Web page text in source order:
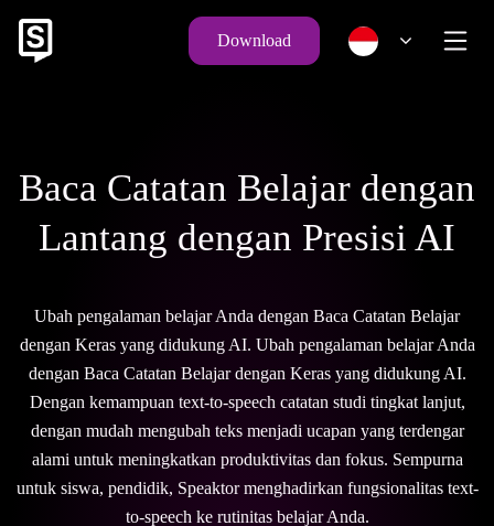
Download
Baca Catatan Belajar dengan
Lantang dengan Presisi AI
Ubah pengalaman belajar Anda dengan Baca Catatan Belajar
dengan Keras yang didukung AI. Ubah pengalaman belajar Anda
dengan Baca Catatan Belajar dengan Keras yang didukung AI.
Dengan kemampuan text-to-speech catatan studi tingkat lanjut,
dengan mudah mengubah teks menjadi ucapan yang terdengar
alami untuk meningkatkan produktivitas dan fokus. Sempurna
untuk siswa, pendidik, Speaktor menghadirkan fungsionalitas text-
to-speech ke rutinitas belajar Anda.